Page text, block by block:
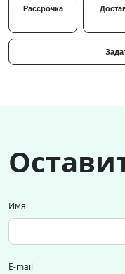
Рассрочка
Имя
E-mail